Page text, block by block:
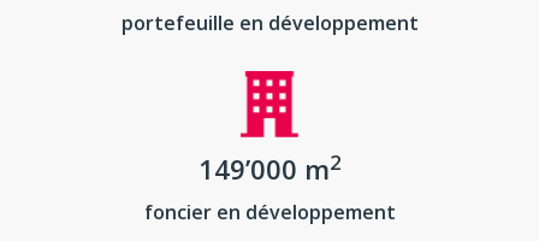
portefeuille en développement
149’000 m2
foncier en développement